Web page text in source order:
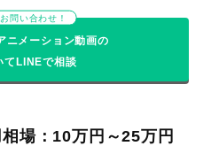
問い合わせ！
メーション動画の
てLINEで相談
場：10万円～25万円